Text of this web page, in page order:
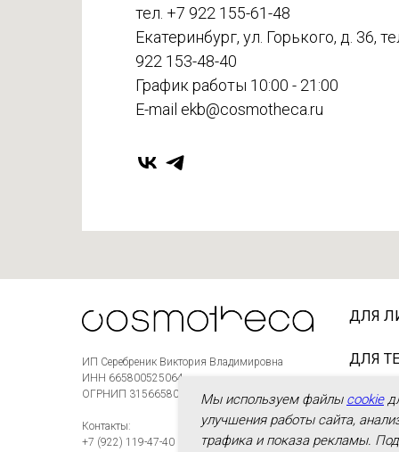
Мы используем файлы cookie
улучшения работы сайта,
трафика и показа рекламы.
тел. +7 922 155-61-48
Екатеринбург, ул. Горького, д. 36,
922 153-48-40
График работы 10:00 - 21:00
E-mail ekb@cosmotheca.ru
ИП Серебреник Виктория Владимировна
ИНН 665800525064
ОГРНИП 315665800003981
Контакты:
+7 (922) 119-47-40
ДЛЯ
ДЛЯ
ДЛЯ